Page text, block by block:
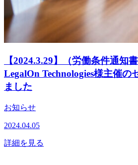
【2024.3.29】（労働条件通知
LegalOn Technologies様主催の
ました
お知らせ
2024.04.05
詳細を見る